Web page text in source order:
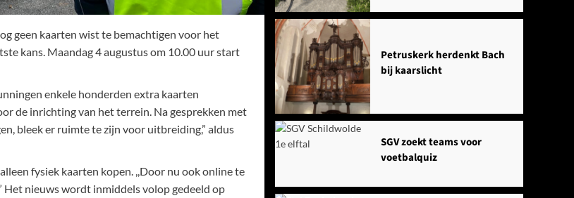
geen kaarten wist te bemachtigen voor het
kans. Maandag 4 augustus om 10.00 uur start
enkele honderden extra kaarten
de inrichting van het terrein. Na gesprekken met
bleek er ruimte te zijn voor uitbreiding,” aldus
fysiek kaarten kopen. ,,Door nu ook online te
Het nieuws wordt inmiddels volop gedeeld op
Petruskerk herdenkt Bach
bij kaarslicht
SGV zoekt teams voor
voetbalquiz